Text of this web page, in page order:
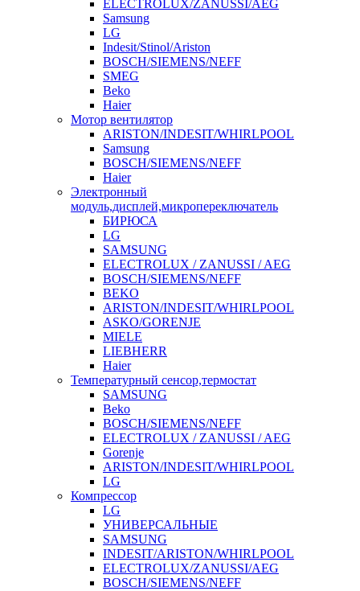
ELECTROLUX/ZANUSSI/AEG
Samsung
LG
Indesit/Stinol/Ariston
BOSCH/SIEMENS/NEFF
SMEG
Beko
Haier
Мотор вентилятор
ARISTON/INDESIT/WHIRLPOOL
Samsung
BOSCH/SIEMENS/NEFF
Haier
Электронный
модуль,дисплей,микропереключатель
БИРЮСА
LG
SAMSUNG
ELECTROLUX / ZANUSSI / AEG
BOSCH/SIEMENS/NEFF
BEKO
ARISTON/INDESIT/WHIRLPOOL
ASKO/GORENJE
MIELE
LIEBHERR
Haier
Температурный сенсор,термостат
SAMSUNG
Beko
BOSCH/SIEMENS/NEFF
ELECTROLUX / ZANUSSI / AEG
Gorenje
ARISTON/INDESIT/WHIRLPOOL
LG
Компрессор
LG
УНИВЕРСАЛЬНЫЕ
SAMSUNG
INDESIT/ARISTON/WHIRLPOOL
ELECTROLUX/ZANUSSI/AEG
BOSCH/SIEMENS/NEFF